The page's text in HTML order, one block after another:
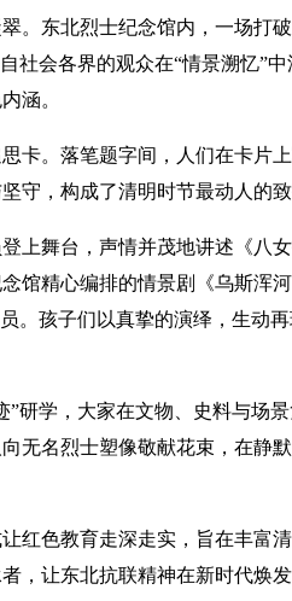
。东北烈士纪念馆内，一场打
社会各界的观众在“情景溯忆”
涵。
卡。落笔题字间，人们在卡片
守，构成了清明时节最动人的致
上舞台，声情并茂地讲述《八
馆精心编排的情景剧《乌斯浑
。孩子们以真挚的演绎，生动
研学，大家在文物、史料与场
无名烈士塑像敬献花束，在静
红色教育走深走实，旨在丰富
，让东北抗联精神在新时代焕